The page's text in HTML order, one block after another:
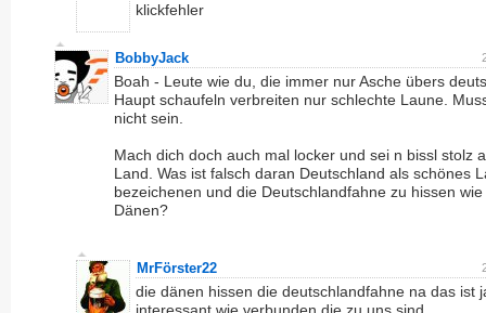
klickfehler
BobbyJack
Boah - Leute wie du, die immer nur Asche übers
Haupt schaufeln verbreiten nur schlechte Laune.
nicht sein.
Mach dich doch auch mal locker und sei n bissl stolz
Land. Was ist falsch daran Deutschland als schönes
bezeichenen und die Deutschlandfahne zu hissen
Dänen?
MrFörster22
die dänen hissen die deutschlandfahne na das ist